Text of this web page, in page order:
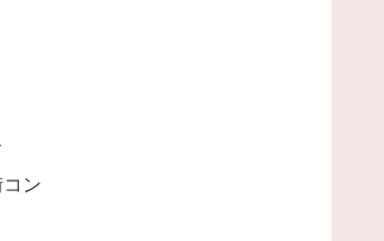
ン